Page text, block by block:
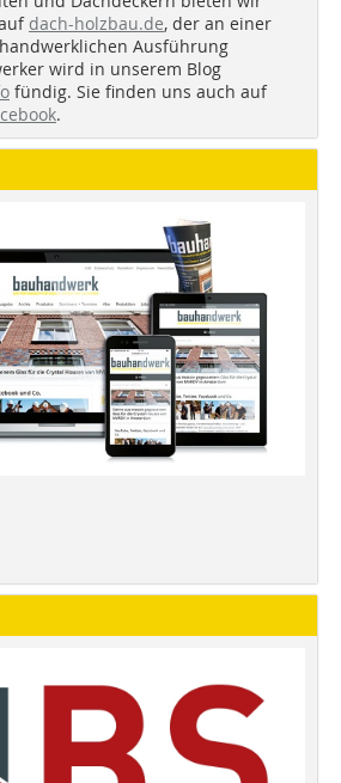
dach-holzbau.de, der an einer
Ausführung
wird in unserem Blog
fündig. Sie finden uns auch auf
.